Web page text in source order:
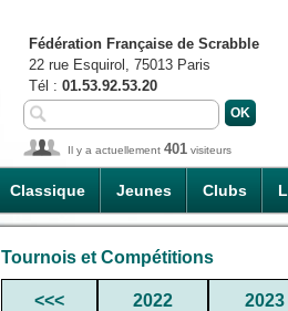
Classique Jeunes Clubs
Fédération Française de Scrabble
22 rue Esquirol, 75013 Paris
Tél : 01.53.92.53.20
Il y a actuellement 401 visiteurs
Tournois et Compétitions
<<< 2022 2023